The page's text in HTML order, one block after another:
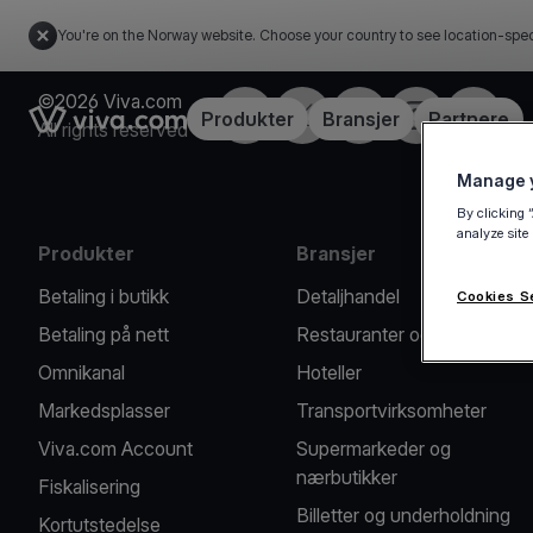
You're on the Norway website. Choose your country to see location-
Link to the homepageProdukter Bransjer Partnere
©2026 Viva.com
All rights reserved
Facebook
X LinkedInInstagramYouTube
Produkter
Betaling i butikk
Betaling på nett
Omnikanal
Markedsplasser
Viva.com Account
Fiskalisering
Kortutstedelse
Bransjer
Detaljhandel
Restauranter og kafeer
Hoteller
Transportvirksomheter
Supermarkeder og
nærbutikker
Billetter og underholdning
Manage
By clicking
analyze
Cookies